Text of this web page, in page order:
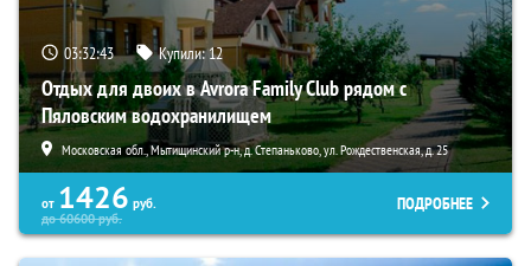
03:32:42 Купили:12
Отдых для двоих в Avrora Family Club рядом с
Пяловским водохранилищем
Московская обл., Мытищинский р-н, д. Степаньково, ул. Рождественская, д. 25
от 1426 руб.
до60600руб.
ПОДРОБНЕЕ